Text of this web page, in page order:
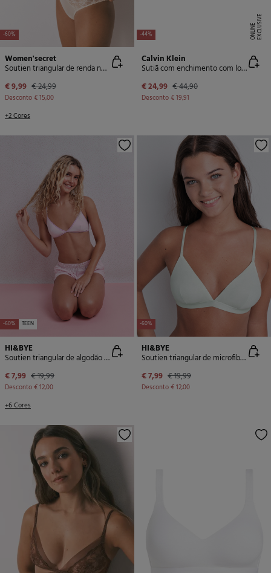
-60%
Women'secret
Soutien triangular de renda nude NATURAL
€ 9,99 € 24,99
Desconto€ 15,00
+2 Cores
-44% E
X
C
L
U
SI
V
E
O
N
LI
N
E
Calvin Klein
Sutiã com enchimento com logo CK
€ 24,99 € 44,90
Desconto€ 19,91
-60% TEEN
HI&BYE
Soutien triangular de algodão rosa com copas removível
€ 7,99 € 19,99
Desconto€ 12,00
+6 Cores
-60%
HI&BYE
Soutien triangular de microfibra verde com glitter
€ 7,99 € 19,99
Desconto€ 12,00